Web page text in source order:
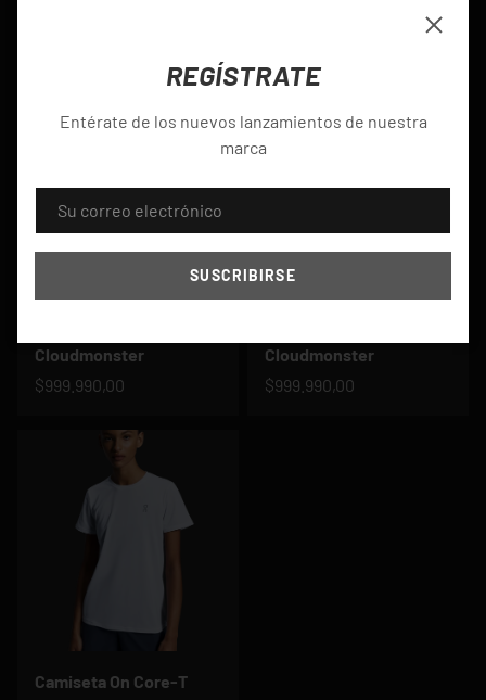
Cloudmonster
$999.990,00
Cloudmonster
$999.990,00
Camiseta On Core-T
REGÍSTRATE
Entérate de los nuevos lanzamientos de nuestra
marca
SUSCRIBIRSE